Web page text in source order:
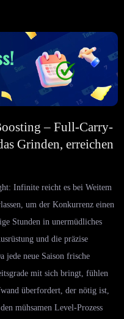
– Full-Carry-
Grinden, erreichen
Infinite reicht es bei Weitem
um der Konkurrenz einen
Stunden in unermüdliches
und die präzise
jede neue Saison frische
mit sich bringt, fühlen
überfordert, der nötig ist,
mühsamen Level-Prozess